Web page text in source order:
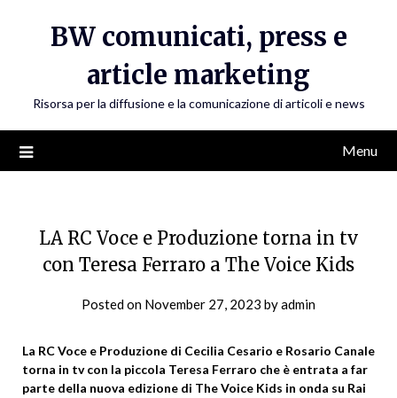
BW comunicati, press e
article marketing
Risorsa per la diffusione e la comunicazione di articoli e news
Menu
LA RC Voce e Produzione torna in tv
con Teresa Ferraro a The Voice Kids
Posted on November 27, 2023 byadmin
La RC Voce e Produzione di Cecilia Cesario e Rosario Canale
torna in tv con la piccola Teresa Ferraro che è entrata a far
parte della nuova edizione di The Voice Kids in onda su Rai